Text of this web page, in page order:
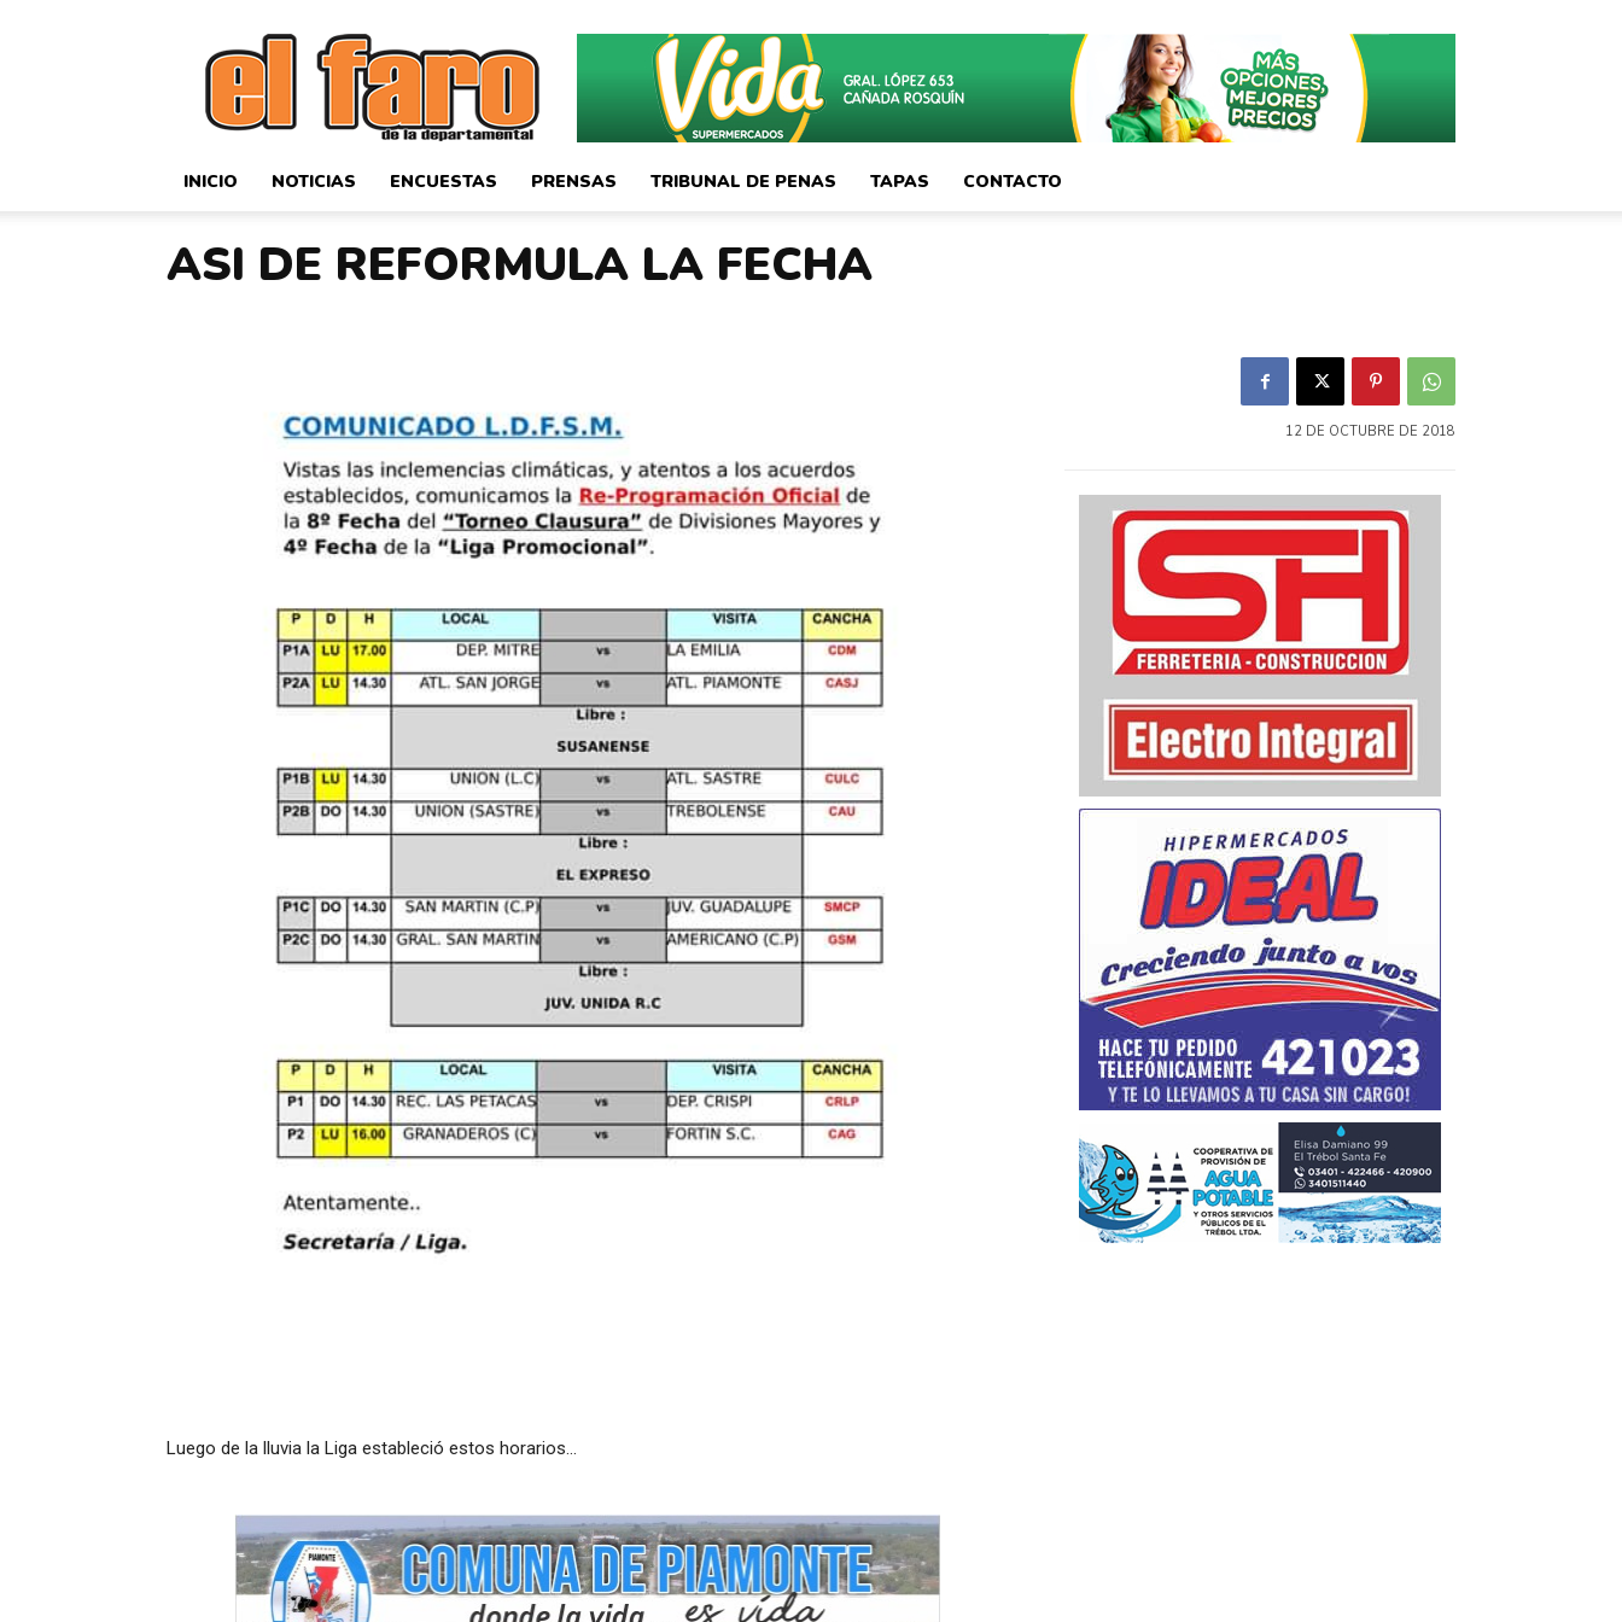
El
Faro
Deportivo
INICIO NOTICIAS ENCUESTAS PRENSAS TRIBUNAL DE PENAS TAPAS CONTACTO
ASI DE REFORMULA LA FECHA
Luego de la lluvia la Liga estableció estos horarios…
12 DE OCTUBRE DE 2018